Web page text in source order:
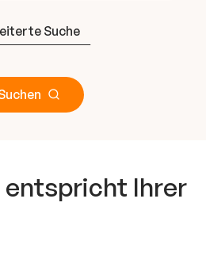
Suche
entspricht Ihrer